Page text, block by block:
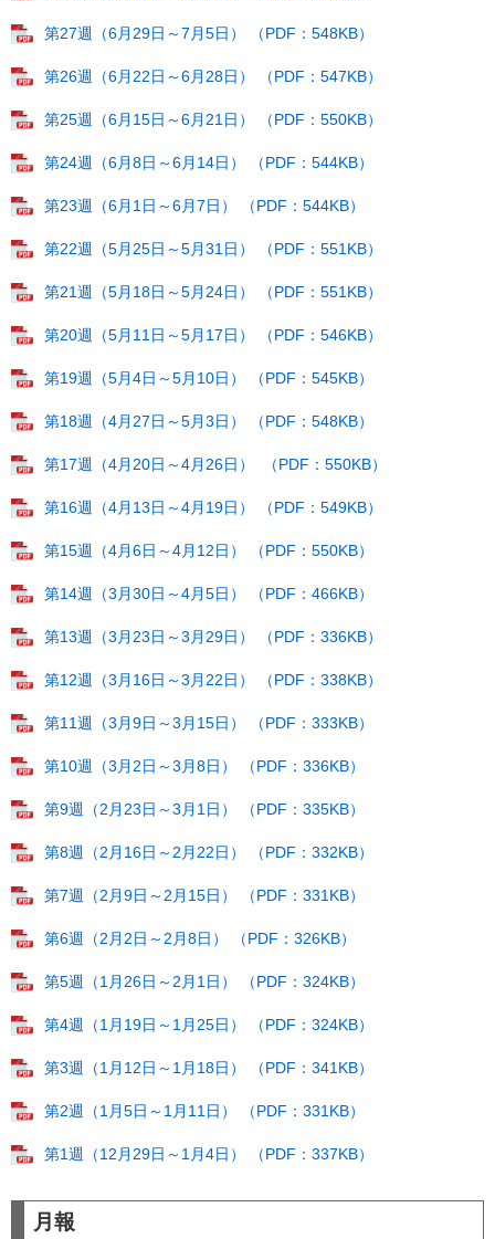
第27週（6月29日～7月5日） （PDF：548KB）
第26週（6月22日～6月28日） （PDF：547KB）
第25週（6月15日～6月21日） （PDF：550KB）
第24週（6月8日～6月14日） （PDF：544KB）
​第23週（6月1日～6月7日） （PDF：544KB）
第22週（5月25日～5月31日） （PDF：551KB）
第21週（5月18日～5月24日） （PDF：551KB）
第20週（5月11日～5月17日） （PDF：546KB）
第19週（5月4日～5月10日） （PDF：545KB）
第18週（4月27日～5月3日） （PDF：548KB）
第17週（4月20日～4月26日） ​ （PDF：550KB）
第16週（4月13日～4月19日） （PDF：549KB）
第15週（4月6日～4月12日） （PDF：550KB）
第14週（3月30日～4月5日） （PDF：466KB）
第13週（3月23日～3月29日） （PDF：336KB）
第12週（3月16日～3月22日） （PDF：338KB）
第11週（3月9日～3月15日） （PDF：333KB）
第10週（3月2日～3月8日） （PDF：336KB）
第9週（2月23日～3月1日） （PDF：335KB）
第8週（2月16日～2月22日） （PDF：332KB）
第7週（2月9日～2月15日） （PDF：331KB）
第6週（2月2日～2月8日） （PDF：326KB）
第5週（1月26日～2月1日） （PDF：324KB）
第4週（1月19日～1月25日） （PDF：324KB）
第3週（1月12日～1月18日） （PDF：341KB）
第2週（1月5日～1月11日） （PDF：331KB）
第1週（12月29日～1月4日） （PDF：337KB）
月報